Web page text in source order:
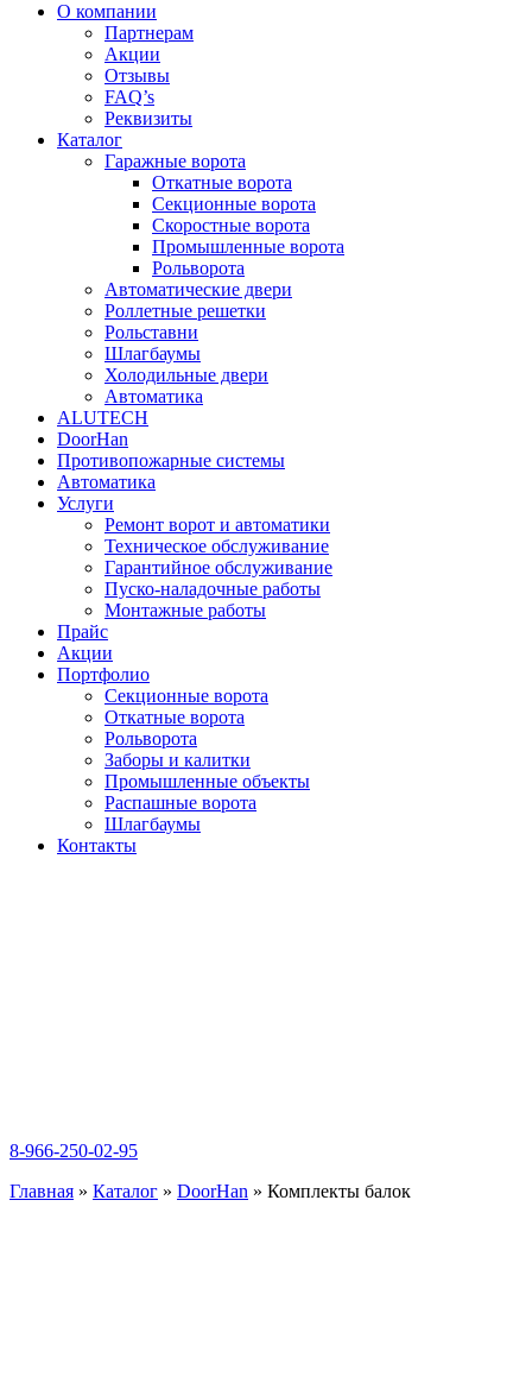
О компании
Партнерам
Акции
Отзывы
FAQ’s
Реквизиты
Каталог
Гаражные ворота
Откатные ворота
Секционные ворота
Скоростные ворота
Промышленные ворота
Рольворота
Автоматические двери
Роллетные решетки
Рольставни
Шлагбаумы
Холодильные двери
Автоматика
ALUTECH
DoorHan
Противопожарные системы
Автоматика
Услуги
Ремонт ворот и автоматики
Техническое обслуживание
Гарантийное обслуживание
Пуско-наладочные работы
Монтажные работы
Прайс
Акции
Портфолио
Секционные ворота
Откатные ворота
Рольворота
Заборы и калитки
Промышленные объекты
Распашные ворота
Шлагбаумы
Контакты
8-966-250-02-95
Главная » Каталог » DoorHan » Комплекты балок